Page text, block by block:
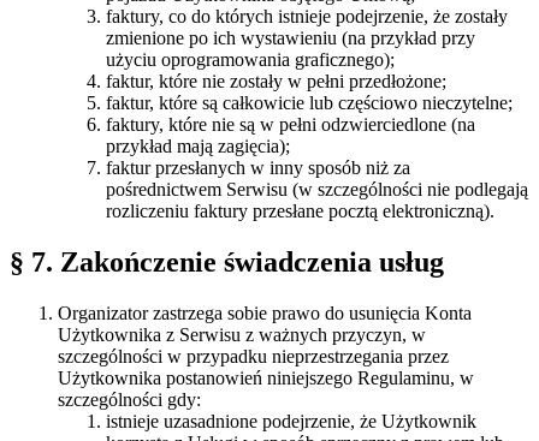
faktury, co do których istnieje podejrzenie, że zostały
zmienione po ich wystawieniu (na przykład przy
użyciu oprogramowania graficznego);
faktur, które nie zostały w pełni przedłożone;
faktur, które są całkowicie lub częściowo nieczytelne;
faktury, które nie są w pełni odzwierciedlone (na
przykład mają zagięcia);
faktur przesłanych w inny sposób niż za
pośrednictwem Serwisu (w szczególności nie podlegają
rozliczeniu faktury przesłane pocztą elektroniczną).
§ 7. Zakończenie świadczenia usług
Organizator zastrzega sobie prawo do usunięcia Konta
Użytkownika z Serwisu z ważnych przyczyn, w
szczególności w przypadku nieprzestrzegania przez
Użytkownika postanowień niniejszego Regulaminu, w
szczególności gdy:
istnieje uzasadnione podejrzenie, że Użytkownik